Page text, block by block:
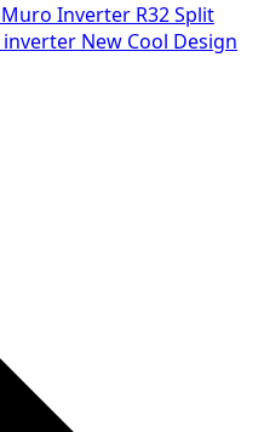
Inverter R32Split
New Cool Design